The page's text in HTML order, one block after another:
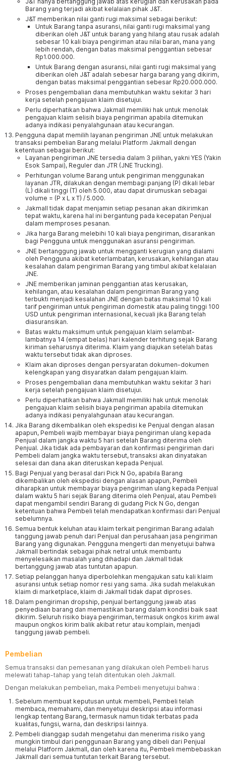
Barang yang terjadi akibat kelalaian pihak J&T.
J&T memberikan nilai ganti rugi maksimal sebagai berikut:
Untuk Barang tanpa asuransi, nilai ganti rugi maksimal yang
diberikan oleh J&T untuk barang yang hilang atau rusak adalah
sebesar 10 kali biaya pengiriman atau nilai baran, mana yang
lebih rendah, dengan batas maksimal penggantian sebesar
Rp1.000.000.
Untuk Barang dengan asuransi, nilai ganti rugi maksimal yang
diberikan oleh J&T adalah sebesar harga barang yang dikirim,
dengan batas maksimal penggantian sebesar Rp20.000.000.
Proses pengembalian dana membutuhkan waktu sekitar 3 hari
kerja setelah pengajuan klaim disetujui.
Perlu diperhatikan bahwa Jakmall memiliki hak untuk menolak
pengajuan klaim selisih biaya pengiriman apabila ditemukan
adanya indikasi penyalahgunaan atau kecurangan.
Pengguna dapat memilih layanan pengiriman JNE untuk melakukan
transaksi pembelian Barang melalui Platform Jakmall dengan
ketentuan sebagai berikut:
Layanan pengiriman JNE tersedia dalam 3 pilihan, yakni YES (Yakin
Esok Sampai), Reguler dan JTR (JNE Trucking).
Perhitungan volume Barang untuk pengiriman menggunakan
layanan JTR, dilakukan dengan membagi panjang (P) dikali lebar
(L) dikali tinggi (T) oleh 5.000, atau dapat dirumuskan sebagai
volume = (P x L x T) / 5.000.
Jakmall tidak dapat menjamin setiap pesanan akan dikirimkan
tepat waktu, karena hal ini bergantung pada kecepatan Penjual
dalam memproses pesanan.
Jika harga Barang melebihi 10 kali biaya pengiriman, disarankan
bagi Pengguna untuk menggunakan asuransi pengiriman.
JNE bertanggung jawab untuk mengganti kerugian yang dialami
oleh Pengguna akibat keterlambatan, kerusakan, kehilangan atau
kesalahan dalam pengiriman Barang yang timbul akibat kelalaian
JNE.
JNE memberikan jaminan penggantian atas kerusakan,
kehilangan, atau kesalahan dalam pengiriman Barang yang
terbukti menjadi kesalahan JNE dengan batas maksimal 10 kali
tarif pengiriman untuk pengiriman domestik atau paling tinggi 100
USD untuk pengiriman internasional, kecuali jika Barang telah
diasuransikan.
Batas waktu maksimum untuk pengajuan klaim selambat-
lambatnya 14 (empat belas) hari kalender terhitung sejak Barang
kiriman seharusnya diterima. Klaim yang diajukan setelah batas
waktu tersebut tidak akan diproses.
Klaim akan diproses dengan persyaratan dokumen-dokumen
kelengkapan yang disyaratkan dalam pengajuan klaim.
Proses pengembalian dana membutuhkan waktu sekitar 3 hari
kerja setelah pengajuan klaim disetujui.
Perlu diperhatikan bahwa Jakmall memiliki hak untuk menolak
pengajuan klaim selisih biaya pengiriman apabila ditemukan
adanya indikasi penyalahgunaan atau kecurangan.
Jika Barang dikembalikan oleh ekspedisi ke Penjual dengan alasan
apapun, Pembeli wajib membayar biaya pengiriman ulang kepada
Penjual dalam jangka waktu 5 hari setelah Barang diterima oleh
Penjual. Jika tidak ada pembayaran dan konfirmasi pengiriman dari
Pembeli dalam jangka waktu tersebut, transaksi akan dinyatakan
selesai dan dana akan diteruskan kepada Penjual.
Bagi Penjual yang berasal dari Pick N Go, apabila Barang
dikembalikan oleh ekspedisi dengan alasan apapun, Pembeli
diharapkan untuk membayar biaya pengiriman ulang kepada Penjual
dalam waktu 5 hari sejak Barang diterima oleh Penjual, atau Pembeli
dapat mengambil sendiri Barang di gudang Pick N Go, dengan
ketentuan bahwa Pembeli telah mendapatkan konfirmasi dari Penjual
sebelumnya.
Semua bentuk keluhan atau klaim terkait pengiriman Barang adalah
tanggung jawab penuh dari Penjual dan perusahaan jasa pengiriman
Barang yang digunakan. Pengguna mengerti dan menyetujui bahwa
Jakmall bertindak sebagai pihak netral untuk membantu
menyelesaikan masalah yang dihadapi dan Jakmall tidak
bertanggung jawab atas tuntutan apapun.
Setiap pelanggan hanya diperbolehkan mengajukan satu kali klaim
asuransi untuk setiap nomor resi yang sama. Jika sudah melakukan
klaim di marketplace, klaim di Jakmall tidak dapat diproses.
Dalam pengiriman dropship, penjual bertanggung jawab atas
penyediaan barang dan memastikan barang dalam kondisi baik saat
dikirim. Seluruh risiko biaya pengiriman, termasuk ongkos kirim awal
maupun ongkos kirim balik akibat retur atau komplain, menjadi
tanggung jawab pembeli.
Pembelian
Semua transaksi dan pemesanan yang dilakukan oleh Pembeli harus
melewati tahap-tahap yang telah ditentukan oleh Jakmall.
Dengan melakukan pembelian, maka Pembeli menyetujui bahwa :
Sebelum membuat keputusan untuk membeli, Pembeli telah
membaca, memahami, dan menyetujui deskripsi atau informasi
lengkap tentang Barang, termasuk namun tidak terbatas pada
kualitas, fungsi, warna, dan deskripsi lainnya.
Pembeli dianggap sudah mengetahui dan menerima risiko yang
mungkin timbul dari penggunaan Barang yang dibeli dari Penjual
melalui Platform Jakmall, dan oleh karena itu, Pembeli membebaskan
Jakmall dari semua tuntutan terkait Barang tersebut.